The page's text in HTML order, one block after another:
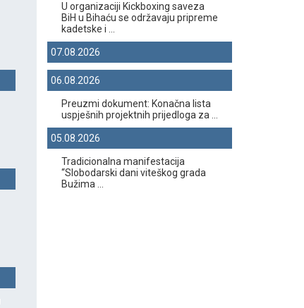
U organizaciji Kickboxing saveza
BiH u Bihaću se održavaju pripreme
kadetske i ...
07.08.2026
06.08.2026
Preuzmi dokument: Konačna lista
uspješnih projektnih prijedloga za ...
05.08.2026
Tradicionalna manifestacija
“Slobodarski dani viteškog grada
Bužima ...